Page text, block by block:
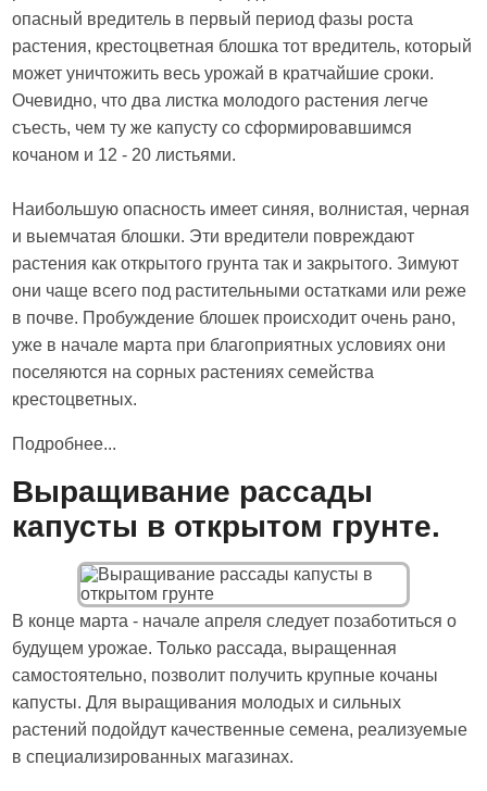
опасный вредитель в первый период фазы роста
растения, крестоцветная блошка тот вредитель, который
может уничтожить весь урожай в кратчайшие сроки.
Очевидно, что два листка молодого растения легче
съесть, чем ту же капусту со сформировавшимся
кочаном и 12 - 20 листьями.
Наибольшую опасность имеет синяя, волнистая, черная
и выемчатая блошки. Эти вредители повреждают
растения как открытого грунта так и закрытого. Зимуют
они чаще всего под растительными остатками или реже
в почве. Пробуждение блошек происходит очень рано,
уже в начале марта при благоприятных условиях они
поселяются на сорных растениях семейства
крестоцветных.
Подробнее...
Выращивание рассады
капусты в открытом грунте.
В конце марта - начале апреля следует позаботиться о
будущем урожае. Только рассада, выращенная
самостоятельно, позволит получить крупные кочаны
капусты. Для выращивания молодых и сильных
растений подойдут качественные семена, реализуемые
в специализированных магазинах.